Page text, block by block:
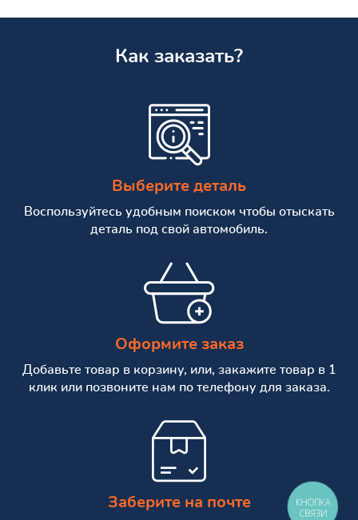
Как заказать?
Выберите деталь
Воспользуйтесь удобным поиском чтобы отыскать
деталь под свой автомобиль.
Оформите заказ
Добавьте товар в корзину, или, закажите товар в 1
клик или позвоните нам по телефону для заказа.
Заберите на почте
КНОПКА
СВЯЗИ